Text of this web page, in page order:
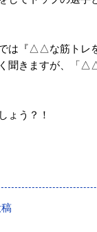
は『△△な筋トレ
聞きますが、「
ょう？！